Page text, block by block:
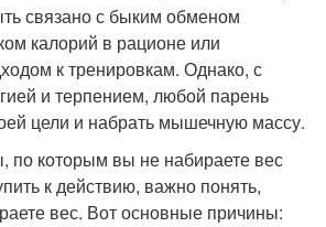
связано с быким обменом
калорий в рационе или
к тренировкам. Однако, с
и терпением, любой парень
цели и набрать мышечную массу.
по которым вы не набираете вес
к действию, важно понять,
вес. Вот основные причины: